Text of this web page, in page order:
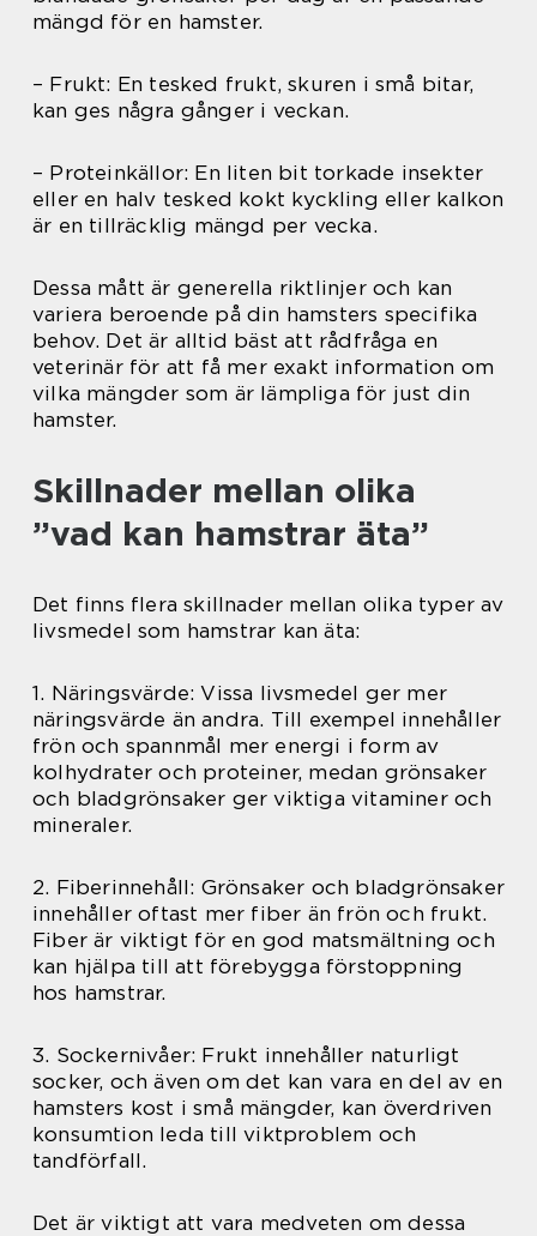
mängd för en hamster.
– Frukt: En tesked frukt, skuren i små bitar,
kan ges några gånger i veckan.
– Proteinkällor: En liten bit torkade insekter
eller en halv tesked kokt kyckling eller kalkon
är en tillräcklig mängd per vecka.
Dessa mått är generella riktlinjer och kan
variera beroende på din hamsters specifika
behov. Det är alltid bäst att rådfråga en
veterinär för att få mer exakt information om
vilka mängder som är lämpliga för just din
hamster.
Skillnader mellan olika
”vad kan hamstrar äta”
Det finns flera skillnader mellan olika typer av
livsmedel som hamstrar kan äta:
1. Näringsvärde: Vissa livsmedel ger mer
näringsvärde än andra. Till exempel innehåller
frön och spannmål mer energi i form av
kolhydrater och proteiner, medan grönsaker
och bladgrönsaker ger viktiga vitaminer och
mineraler.
2. Fiberinnehåll: Grönsaker och bladgrönsaker
innehåller oftast mer fiber än frön och frukt.
Fiber är viktigt för en god matsmältning och
kan hjälpa till att förebygga förstoppning
hos hamstrar.
3. Sockernivåer: Frukt innehåller naturligt
socker, och även om det kan vara en del av en
hamsters kost i små mängder, kan överdriven
konsumtion leda till viktproblem och
tandförfall.
Det är viktigt att vara medveten om dessa